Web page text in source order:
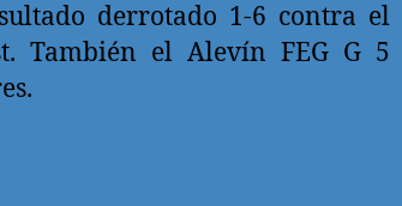
derrotado 1-6 contra el
También el Alevín FEG G 5